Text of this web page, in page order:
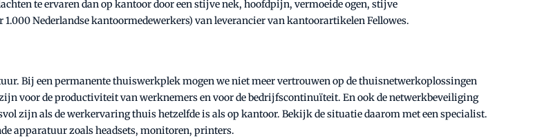
te ervaren dan op kantoor door een stijve nek, hoofdpijn, vermoeide ogen, stijve
Nederlandse kantoormedewerkers) van leverancier van kantoorartikelen Fellowes.
Bij een permanente thuiswerkplek mogen we niet meer vertrouwen op de thuisnetwerkoplossingen
voor de productiviteit van werknemers en voor de bedrijfscontinuïteit. En ook de netwerkbeveiliging
zijn als de werkervaring thuis hetzelfde is als op kantoor. Bekijk de situatie daarom met een specialist.
apparatuur zoals headsets, monitoren, printers.